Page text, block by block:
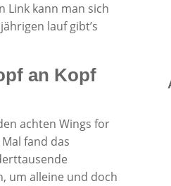
Link kann man sich
lauf gibt’s
an Kopf
achten Wings for
fand das
um alleine und doch